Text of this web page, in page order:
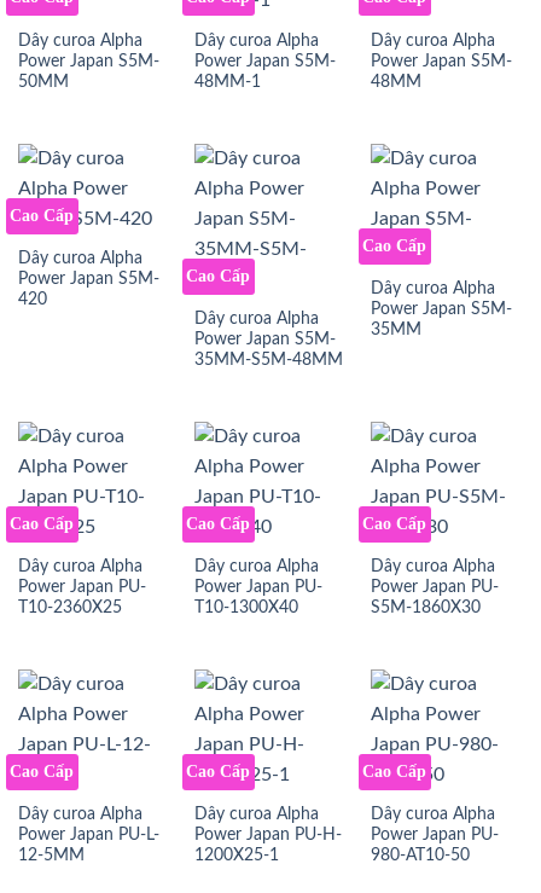
Dây curoa Alpha
Power Japan S5M-
50MM
Dây curoa Alpha
Power Japan S5M-
48MM-1
Dây curoa Alpha
Power Japan S5M-
48MM
Cao Cấp
Dây curoa Alpha
Power Japan S5M-
420
Cao Cấp
Dây curoa Alpha
Power Japan S5M-
35MM-S5M-48MM
Cao Cấp
Dây curoa Alpha
Power Japan S5M-
35MM
Cao Cấp
Dây curoa Alpha
Power Japan PU-
T10-2360X25
Cao Cấp
Dây curoa Alpha
Power Japan PU-
T10-1300X40
Cao Cấp
Dây curoa Alpha
Power Japan PU-
S5M-1860X30
Cao Cấp
Dây curoa Alpha
Power Japan PU-L-
12-5MM
Cao Cấp
Dây curoa Alpha
Power Japan PU-H-
1200X25-1
Cao Cấp
Dây curoa Alpha
Power Japan PU-
980-AT10-50